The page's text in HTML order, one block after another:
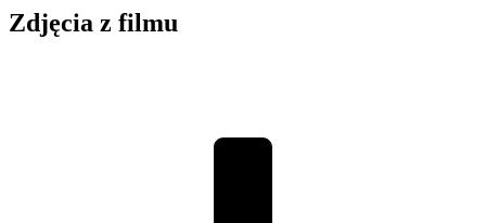
Zdjęcia z filmu